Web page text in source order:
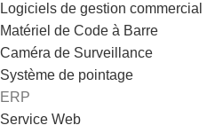
Logiciels de gestion commercial
Matériel de Code à Barre
Caméra de Surveillance
Système de pointage
ERP
Service Web